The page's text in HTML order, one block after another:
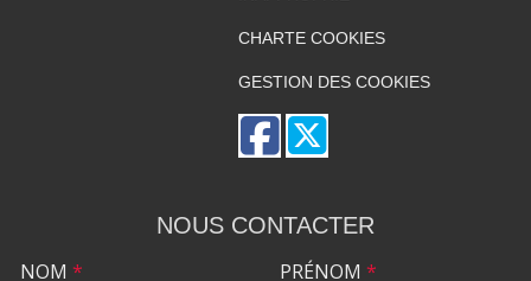
CHARTE COOKIES
GESTION DES COOKIES
NOUS CONTACTER
NOM * PRÉNOM *